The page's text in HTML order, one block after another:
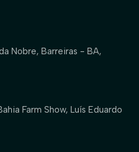
Nobre, Barreiras - BA,
Farm Show, Luís Eduardo